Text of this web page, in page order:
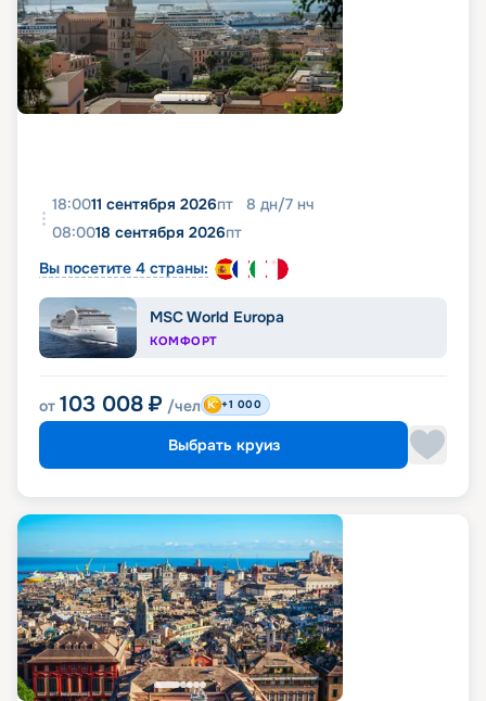
18:0011 сентября 2026пт 8 дн/7 нч
08:0018 сентября 2026пт
Вы посетите 4 страны:
MSC World Europa
КОМФОРТ
от 103 008 ₽ /чел +1 000
Выбрать круиз